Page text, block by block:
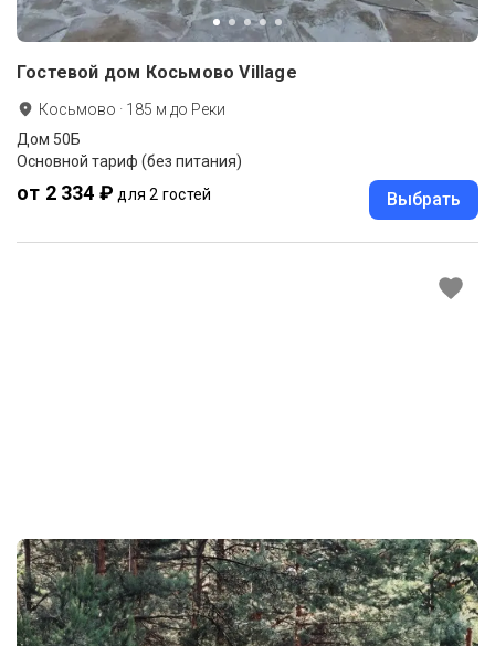
Гостевой дом Косьмово Village
Косьмово · 185 м до Реки
Дом 50Б
Основной тариф (без питания)
от 2 334 ₽ для 2 гостей Выбрать